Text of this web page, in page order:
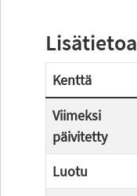
Lisätietoa
Kenttä
Viimeksi
päivitetty
Luotu